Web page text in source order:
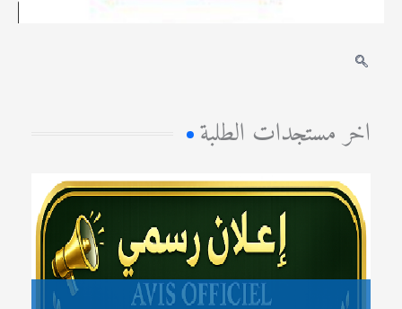
اخر مستجدات الطلبة